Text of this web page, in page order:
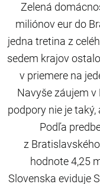
Zelená
miliónov eur do
jedna tretina z
sedem krajov
v priemere na
Navyše záujem
podpory nie je
Podľa
z
hodnote 4,25
Slovenska eviduje